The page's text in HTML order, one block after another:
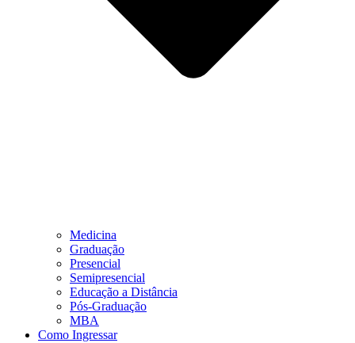
Medicina
Graduação
Presencial
Semipresencial
Educação a Distância
Pós-Graduação
MBA
Como Ingressar